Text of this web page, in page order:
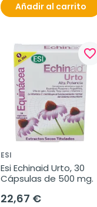
Añadir al carrito
favorite_border
ESI
Esi Echinaid Urto, 30
Cápsulas de 500 mg.
22,67 €